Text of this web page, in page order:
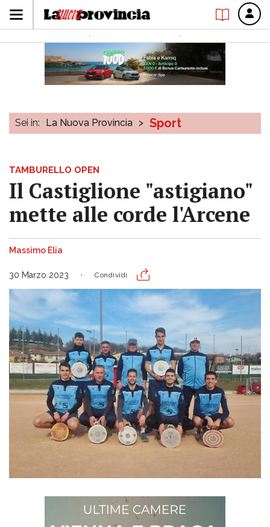
Sei in: La Nuova Provincia > Sport
TAMBURELLO OPEN
Il Castiglione "astigiano"
mette alle corde l'Arcene
Massimo Elia
30 Marzo 2023 Condividi